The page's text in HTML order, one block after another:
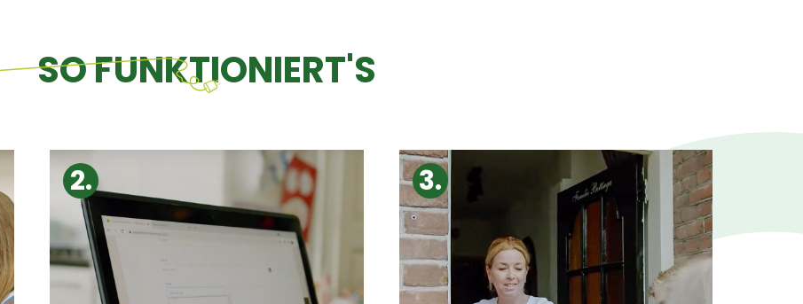
SO FUNKTIONIERT'S